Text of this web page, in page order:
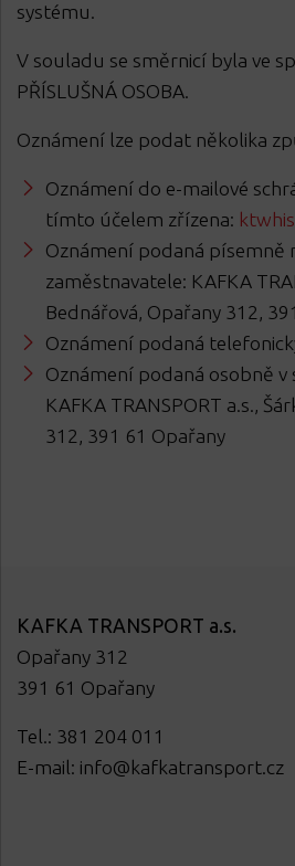
systému.
V souladu se směrnicí byla ve
PŘÍSLUŠNÁ OSOBA.
Oznámení lze podat několika
Oznámení do e-mailové
tímto účelem zřízena:
Oznámení podaná písemně
zaměstnavatele: KAFKA
Bednářová, Opařany 312,
Oznámení podaná
Oznámení podaná osobně v
KAFKA TRANSPORT a.s.,
312, 391 61 Opařany
KAFKA TRANSPORT a.s.
Opařany 312
391 61 Opařany
Tel.: 381 204 011
E-mail: info@kafkatransport.cz